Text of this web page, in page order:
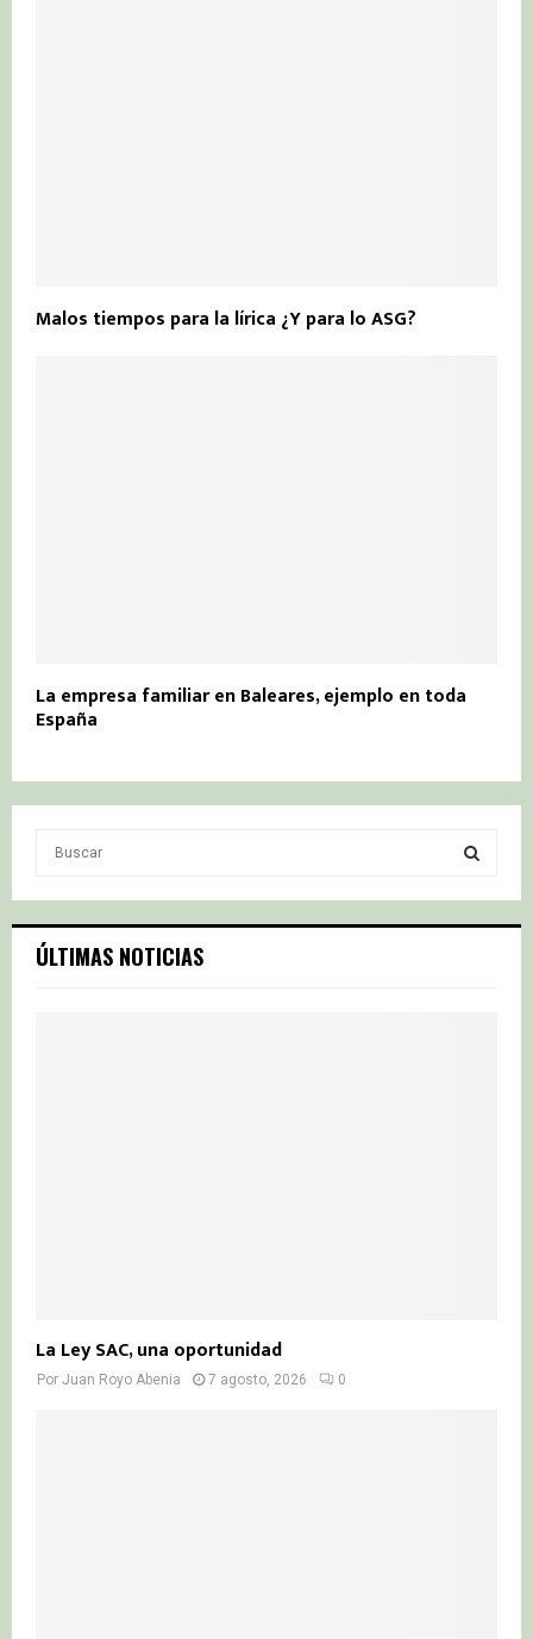
Malos tiempos para la lírica ¿Y para lo ASG?
La empresa familiar en Baleares, ejemplo en toda
España
c
h
S
ÚLTIMAS NOTICIAS
La Ley SAC, una oportunidad
Por Juan Royo Abenia 7 agosto, 2026 0